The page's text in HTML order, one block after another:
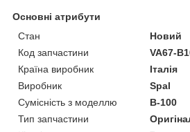
Основні атрибути
Стан
Новий
Код запчастини
VA67-
Країна виробник
Італія
Виробник
Spal
Сумісність з моделлю
B-100
Тип запчастини